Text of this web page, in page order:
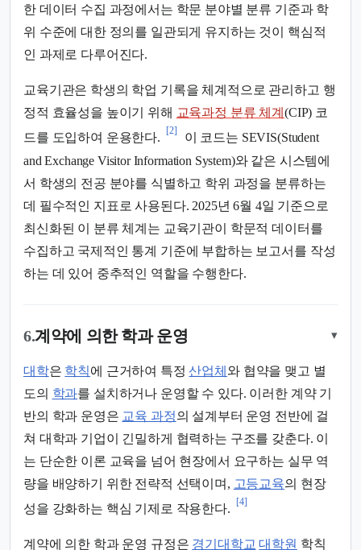
한 데이터 수집 과정에서는 학문 분야별 분류 기준과 학
위 수준에 대한 정의를 일관되게 유지하는 것이 핵심적
인 과제로 다루어진다.
교육기관은 학생의 학업 기록을 체계적으로 관리하고 행
정적 효율성을 높이기 위해 교육과정 분류 체계(CIP) 코
드를 도입하여 운용한다.
[2]
이 코드는 SEVIS(Student
and Exchange Visitor Information System)와 같은 시스템에
서 학생의 전공 분야를 식별하고 학위 과정을 분류하는
데 필수적인 지표로 사용된다. 2025년 6월 4일 기준으로
최신화된 이 분류 체계는 교육기관이 학문적 데이터를
수집하고 국제적인 통계 기준에 부합하는 보고서를 작성
하는 데 있어 중추적인 역할을 수행한다.
6.계약에 의한 학과 운영 ▾
대학은 학칙에 근거하여 특정산업체 와 협약을 맺고 별
도의 학과를 설치하거나 운영할 수 있다. 이러한 계약 기
반의 학과 운영은 교육 과정의 설계부터 운영 전반에 걸
쳐 대학과 기업이 긴밀하게 협력하는 구조를 갖춘다. 이
는 단순한 이론 교육을 넘어 현장에서 요구하는 실무 역
량을 배양하기 위한 전략적 선택이며, 고등교육의 현장
성을 강화하는 핵심 기제로 작용한다.
[4]
계약에 의한 학과 운영 규정은 경기대학교 대학원 학칙